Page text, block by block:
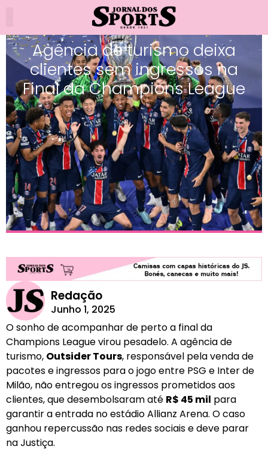
Agência de turismo deixa
clientes sem ingressos na
Final da Champions League
Redação
Junho 1, 2025
O sonho de acompanhar de perto a final da
Champions League virou pesadelo. A agência de
turismo, Outsider Tours, responsável pela venda de
pacotes e ingressos para o jogo entre PSG e Inter de
Milão, não entregou os ingressos prometidos aos
clientes, que desembolsaram até R$ 45 mil para
garantir a entrada no estádio Allianz Arena. O caso
ganhou repercussão nas redes sociais e deve parar
na Justiça.